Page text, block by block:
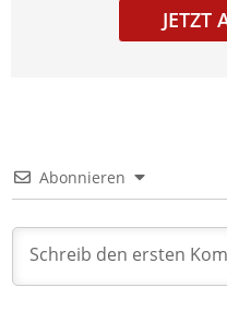
JETZT
Abonnieren